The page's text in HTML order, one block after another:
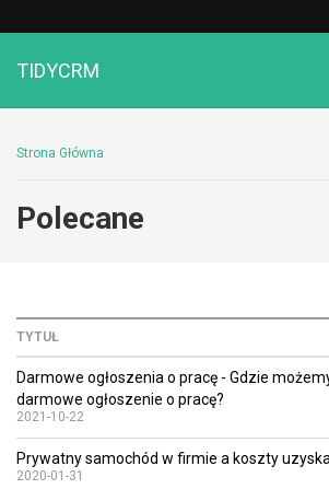
TIDYCRM
Strona Główna
Polecane
TYTUŁ
Darmowe ogłoszenia o pracę - Gdzie
darmowe ogłoszenie o pracę?
2021-10-22
Prywatny samochód w firmie a koszty
2020-01-31